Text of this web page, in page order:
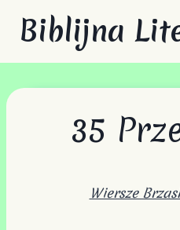
Przejdź
treści
Biblijna
35
Wiersze